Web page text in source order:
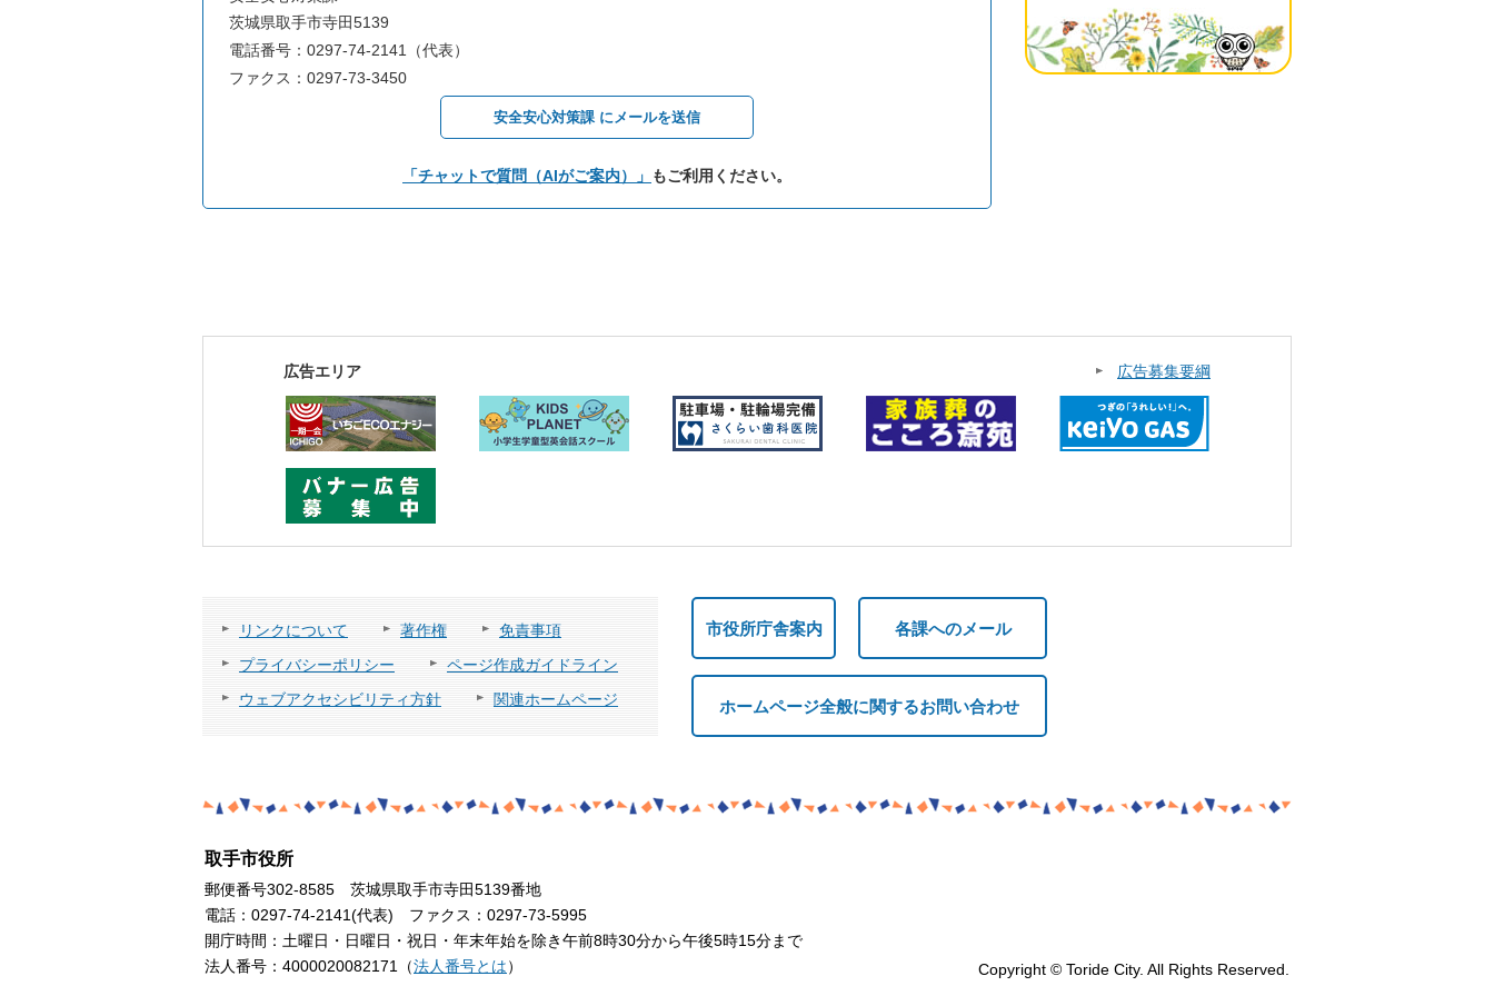
茨城県取手市寺田5139
電話番号：0297-74-2141（代表）
ファクス：0297-73-3450
安全安心対策課 にメールを送信
「チャットで質問（AIがご案内）」 もご利用ください。
広告エリア 広告募集要綱
リンクについて 著作権
免責事項
プライバシーポリシー
ページ作成ガイドライン
ウェブアクセシビリティ方針
関連ホームページ
市役所庁舎案内 各課へのメール
ホームページ全般に関するお問い合わせ
取手市役所
郵便番号302-8585 茨城県取手市寺田5139番地
電話：0297-74-2141(代表) ファクス：0297-73-5995
開庁時間：土曜日・日曜日・祝日・年末年始を除き午前8時30分から午後5時15分まで
法人番号：4000020082171（法人番号とは） Copyright © Toride City. All Rights Reserved.